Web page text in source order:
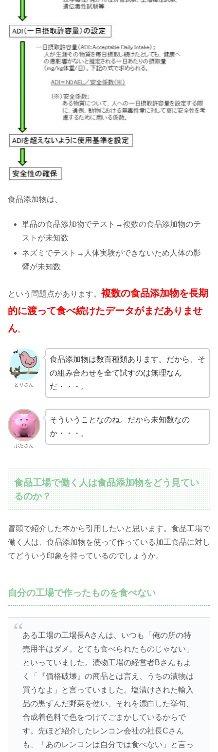
食品添加物は、
単品の食品添加物でテスト→複数の食品添加物のテ
ストが未知数
ネズミでテスト→人体実験ができないため人体の影
響が未知数
という問題点があります。複数の食品添加物を長期
的に渡って食べ続けたデータがまだありませ
ん。
とりさん
食品添加物は数百種類あります。だから、そ
の組み合わせを全て試すのは無理なん
だ・・・。
ぶたさん
そういうことなのね。だから未知数なの
か・・・。
食品工場で働く人は食品添加物をどう見てい
るのか？
冒頭で紹介した本から引用したいと思います。食品工場で
働く人は、食品添加物を使って作っている加工食品に対し
てどういう印象を持っているのでしょうか。
自分の工場で作ったものを食べない
ある工場の工場長Aさんは、いつも「俺の所の特
売用半はダメ。とても食べられたものじゃない」
といっていました。漬物工場の経営者Bさんもよ
く「『価格破壊』の商品とは言え、うちの漬物は
買うなよ」と言っていました。塩漬けされた輸入
品の黒ずんだ野菜を使い、それを漂白した挙句、
合成着色料で色をつけてごまかしているからで
す。先ほど紹介したレンコン会社の社長Cさん
も、「あのレンコンは自分では食べない」と言っ